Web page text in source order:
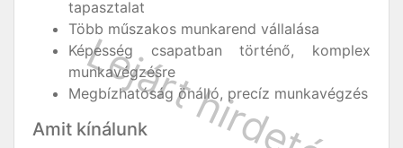
tapasztalat
Több műszakos munkarend vállalása
Képesség csapatban történő, komplex
munkavégzésre
Megbízhatóság önálló, precíz munkavégzés
Amit kínálunk